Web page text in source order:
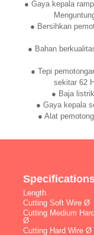
● Gaya kepala
● Bersihkan
● Bahan
● Tepi
sekitar 62
● Baja
● Gaya kepala
● Alat
Length
Cutting Soft Wire Ø
Cutting Medium
Ø
Cutting Hard Wire Ø